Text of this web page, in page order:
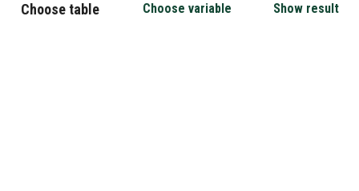
Choose table Choose variable Show result